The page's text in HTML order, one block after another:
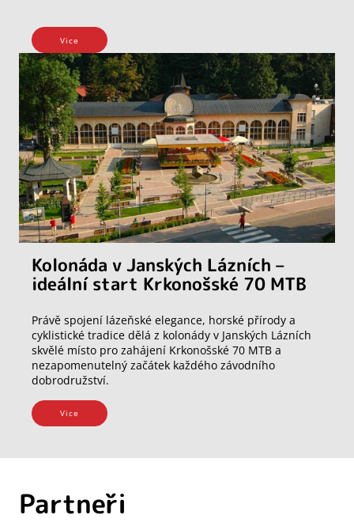
Vice
Kolonáda v Janských Lázních –
ideální start Krkonošské 70 MTB
Právě spojení lázeňské elegance, horské přírody a
cyklistické tradice dělá z kolonády v Janských Lázních
skvělé místo pro zahájení Krkonošské 70 MTB a
nezapomenutelný začátek každého závodního
dobrodružství.
Vice
Partneři